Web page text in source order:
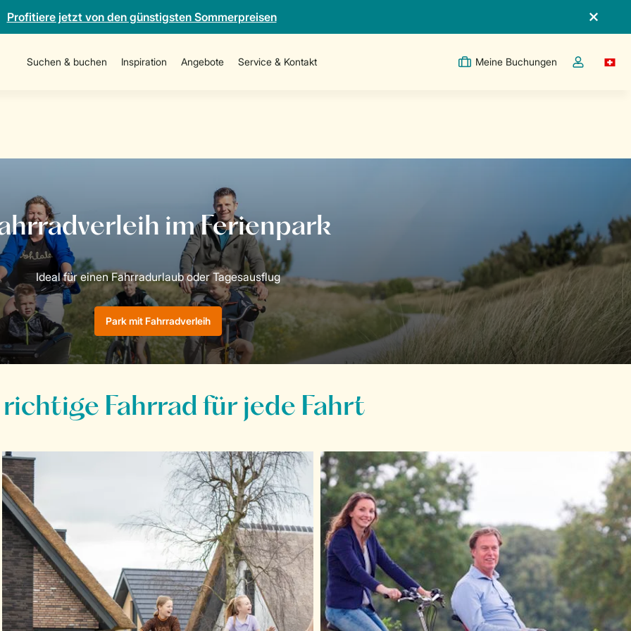
Profitiere jetzt von den günstigsten Sommerpreisen
Suchen & buchen Inspiration Angebote Service & Kontakt Meine Buchungen
Dropdown-
Park mit Fahrradverleih
richtige Fahrrad für jede Fahrt